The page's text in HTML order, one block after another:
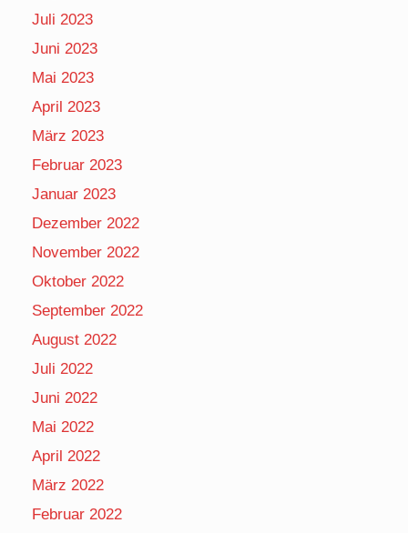
Juli 2023
Juni 2023
Mai 2023
April 2023
März 2023
Februar 2023
Januar 2023
Dezember 2022
November 2022
Oktober 2022
September 2022
August 2022
Juli 2022
Juni 2022
Mai 2022
April 2022
März 2022
Februar 2022